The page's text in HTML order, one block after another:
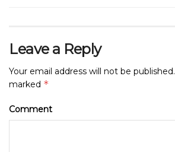
Leave a Reply
Your email address will not be published.
marked *
Comment